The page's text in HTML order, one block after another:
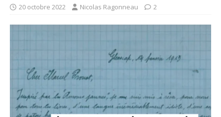
20 octobre 2022 Nicolas Ragonneau 2